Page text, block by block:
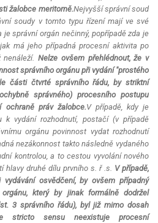
žalobce meritorně.Nejvyšší správní soud
soudy v tomto typu řízení mají ve své
správní orgán nečinný, popřípadě zda je
má jeho případná procesní aktivita po
Nelze ovšem přehlédnout, že v
správního orgánu při vydání "prostého
části čtvrté správního řádu, by striktní
správného) procesního postupu
práv žalobce.V případě, kdy je
k vydání rozhodnutí, postačí (v případě
orgánu povinnost vydat rozhodnutí
nezákonnost takto následně vydaného
kontrolou, a to cestou vyvolání nového
hlavy druhé dílu prvního s. ř .s. V případě,
osvědčení, by ovšem případný
který by jinak formálně dodržel
3 správního řádu), byl již mimo dosah
stricto sensu neexistuje procesní